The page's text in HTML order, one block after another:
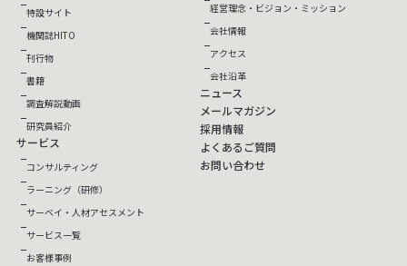
特設サイト
機関誌HITO
刊行物
書籍
調査解説動画
研究員紹介
サービス
コンサルティング
ラーニング（研修）
サーベイ・人材アセスメント
サービス一覧
お客様事例
経営理念・ビジョン・ミッション
会社情報
アクセス
会社沿革
ニュース
メールマガジン
採用情報
よくあるご質問
お問い合わせ